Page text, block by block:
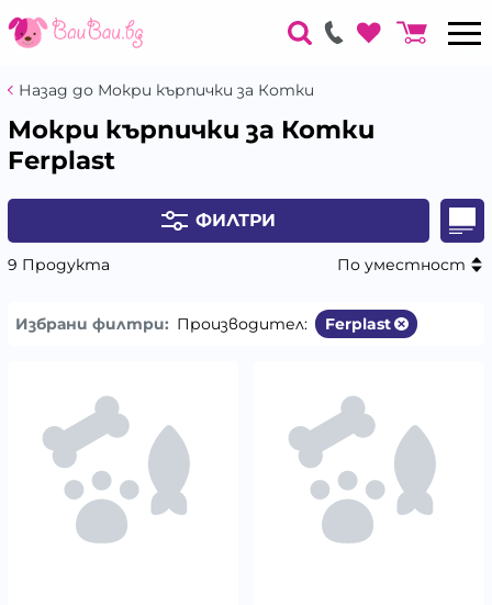
Назад до Мокри кърпички за Котки
Мокри кърпички за Котки
Ferplast
ФИЛТРИ
9 Продукта По уместност
Избрани филтри: Производител: Ferplast